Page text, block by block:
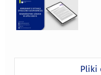
Pliki